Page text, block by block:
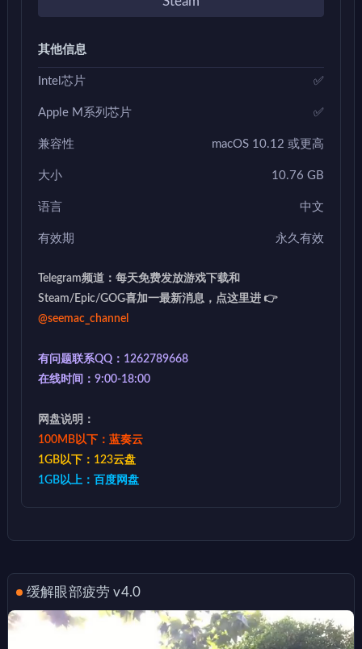
其他信息
Intel芯片 ✅
Apple M系列芯片 ✅
兼容性 macOS 10.12 或更高
大小 10.76 GB
语言 中文
有效期 永久有效
Telegram频道：每天免费发放游戏下载和
Steam/Epic/GOG喜加一最新消息，点这里进 👉
@seemac_channel
有问题联系QQ：1262789668
在线时间：9:00-18:00
网盘说明：
100MB以下：蓝奏云
1GB以下：123云盘
1GB以上：百度网盘
缓解眼部疲劳 v4.0